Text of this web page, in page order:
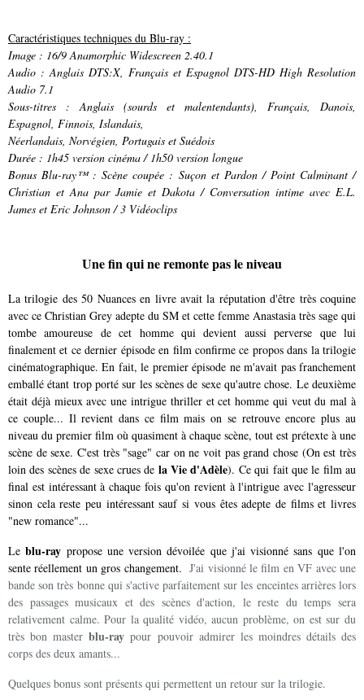
Caractéristiques techniques du Blu-ray :
Image : 16/9 Anamorphic Widescreen 2.40.1
Audio : Anglais DTS:X, Français et Espagnol DTS-HD High Resolution
Audio 7.1
Sous-titres : Anglais (sourds et malentendants), Français, Danois,
Espagnol, Finnois, Islandais,
Néerlandais, Norvégien, Portugais et Suédois
Durée : 1h45 version cinéma / 1h50 version longue
Bonus Blu-ray™ :Scène coupée : Suçon et Pardon / Point Culminant /
Christian et Ana par Jamie et Dakota / Conversation intime avec E.L.
James et Eric Johnson / 3 Vidéoclips
Une fin qui ne remonte pas le niveau
La trilogie des 50 Nuances en livre avait la réputation d'être très coquine
avec ce Christian Grey adepte du SM et cette femme Anastasia très sage qui
tombe amoureuse de cet homme qui devient aussi perverse que lui
finalement et ce dernier épisode en film confirme ce propos dans la trilogie
cinématographique. En fait, le premier épisode ne m'avait pas franchement
emballé étant trop porté sur les scènes de sexe qu'autre chose. Le deuxième
était déjà mieux avec une intrigue thriller et cet homme qui veut du mal à
ce couple... Il revient dans ce film mais on se retrouve encore plus au
niveau du premier film où quasiment à chaque scène, tout est prétexte à une
scène de sexe. C'est très "sage" car on ne voit pas grand chose (On est très
loin des scènes de sexe crues de la Vie d'Adèle). Ce qui fait que le film au
final est intéressant à chaque fois qu'on revient à l'intrigue avec l'agresseur
sinon cela reste peu intéressant sauf si vous êtes adepte de films et livres
"new romance"...
Leblu-ray propose une version dévoilée que j'ai visionné sans que l'on
sente réellement un gros changement. J'ai visionné le film en VF avec une
bande son très bonne qui s'active parfaitement sur les enceintes arrières lors
des passages musicaux et des scènes d'action, le reste du temps sera
relativement calme. Pour la qualité vidéo, aucun problème, on est sur du
très bon masterblu-ray pour pouvoir admirer les moindres détails des
corps des deux amants...
Quelques bonus sont présents qui permettent un retour sur la trilogie.